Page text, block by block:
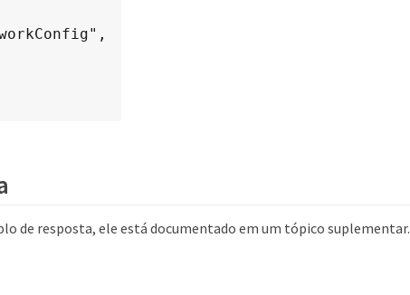
de resposta, ele está documentado em um tópico suplementar.